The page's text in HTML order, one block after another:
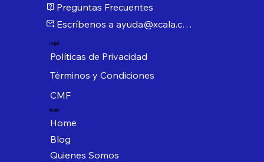
Preguntas Frecuentes
Escríbenos a ayuda@xcala.com
Legal
Políticas de Privacidad
Términos y Condiciones
CMF
Xcala
Home
Blog
Quienes Somos